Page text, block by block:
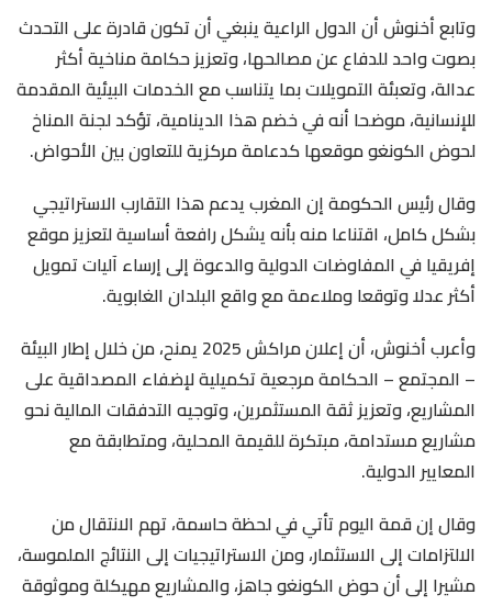
وتابع أخنوش أن الدول الراعية ينبغي أن تكون قادرة على التحدث
بصوت واحد للدفاع عن مصالحها، وتعزيز حكامة مناخية أكثر
عدالة، وتعبئة التمويلات بما يتناسب مع الخدمات البيئية المقدمة
للإنسانية، موضحا أنه في خضم هذا الدينامية، تؤكد لجنة المناخ
لحوض الكونغو موقعها كدعامة مركزية للتعاون بين الأحواض.
وقال رئيس الحكومة إن المغرب يدعم هذا التقارب الاستراتيجي
بشكل كامل، اقتناعا منه بأنه يشكل رافعة أساسية لتعزيز موقع
إفريقيا في المفاوضات الدولية والدعوة إلى إرساء آليات تمويل
أكثر عدلا وتوقعا وملاءمة مع واقع البلدان الغابوية.
وأعرب أخنوش، أن إعلان مراكش 2025 يمنح، من خلال إطار البيئة
– المجتمع – الحكامة مرجعية تكميلية لإضفاء المصداقية على
المشاريع، وتعزيز ثقة المستثمرين، وتوجيه التدفقات المالية نحو
مشاريع مستدامة، مبتكرة للقيمة المحلية، ومتطابقة مع
المعايير الدولية.
وقال إن قمة اليوم تأتي في لحظة حاسمة، تهم الانتقال من
الالتزامات إلى الاستثمار، ومن الاستراتيجيات إلى النتائج الملموسة،
مشيرا إلى أن حوض الكونغو جاهز، والمشاريع مهيكلة وموثوقة